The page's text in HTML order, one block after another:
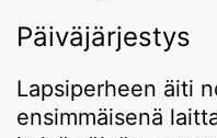
Päiväjärjestys
Lapsiperheen äiti
ensimmäisenä